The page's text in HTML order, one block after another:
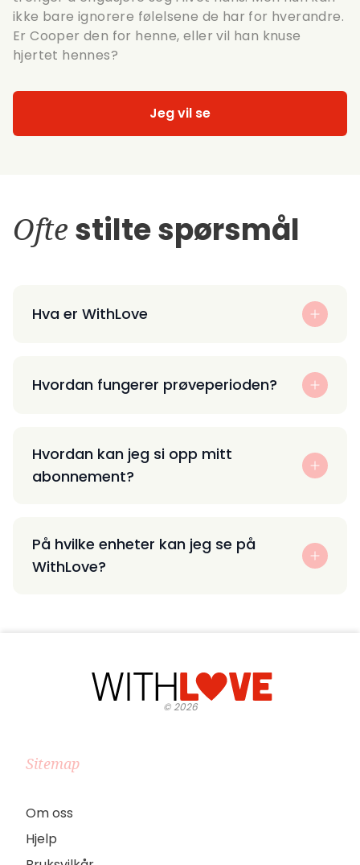
ikke bare ignorere følelsene de har for hverandre.
Er Cooper den for henne, eller vil han knuse
hjertet hennes?
Jeg vil se
Ofte stilte spørsmål
Hva er WithLove
Hvordan fungerer prøveperioden?
Hvordan kan jeg si opp mitt
abonnement?
På hvilke enheter kan jeg se på
WithLove?
©2026
Sitemap
Om oss
Hjelp